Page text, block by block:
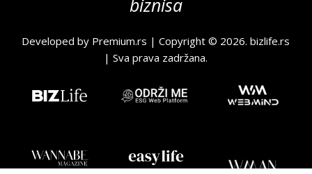
biznisa
Developed by Premium.rs | Copyright © 2026.bizlife.rs
| Sva prava zadržana.